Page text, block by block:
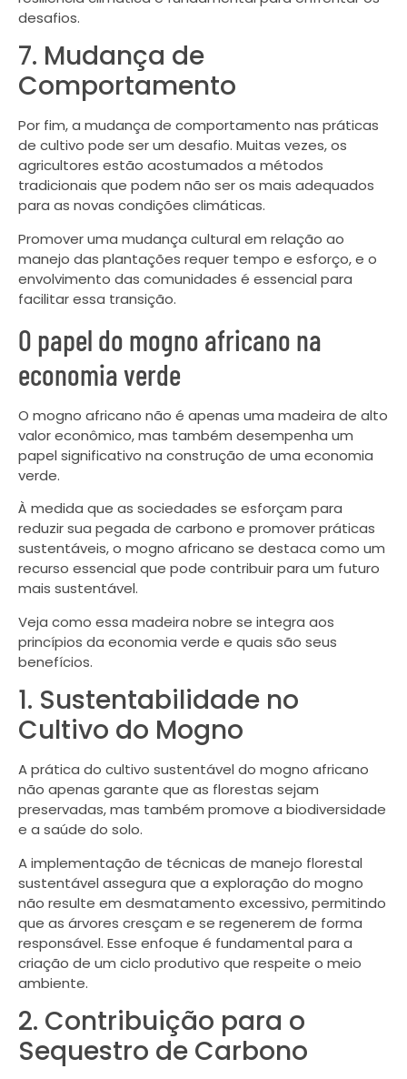
desafios.
7. Mudança de
Comportamento
Por fim, a mudança de comportamento nas práticas
de cultivo pode ser um desafio. Muitas vezes, os
agricultores estão acostumados a métodos
tradicionais que podem não ser os mais adequados
para as novas condições climáticas.
Promover uma mudança cultural em relação ao
manejo das plantações requer tempo e esforço, e o
envolvimento das comunidades é essencial para
facilitar essa transição.
O papel do mogno africano na
economia verde
O mogno africano não é apenas uma madeira de alto
valor econômico, mas também desempenha um
papel significativo na construção de uma economia
verde.
À medida que as sociedades se esforçam para
reduzir sua pegada de carbono e promover práticas
sustentáveis, o mogno africano se destaca como um
recurso essencial que pode contribuir para um futuro
mais sustentável.
Veja como essa madeira nobre se integra aos
princípios da economia verde e quais são seus
benefícios.
1. Sustentabilidade no
Cultivo do Mogno
A prática do cultivo sustentável do mogno africano
não apenas garante que as florestas sejam
preservadas, mas também promove a biodiversidade
e a saúde do solo.
A implementação de técnicas de manejo florestal
sustentável assegura que a exploração do mogno
não resulte em desmatamento excessivo, permitindo
que as árvores cresçam e se regenerem de forma
responsável. Esse enfoque é fundamental para a
criação de um ciclo produtivo que respeite o meio
ambiente.
2. Contribuição para o
Sequestro de Carbono